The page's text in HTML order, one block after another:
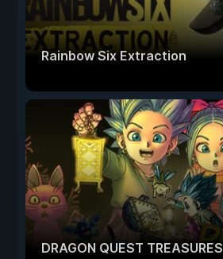
Rainbow Six Extraction
DRAGON QUEST TREASURES